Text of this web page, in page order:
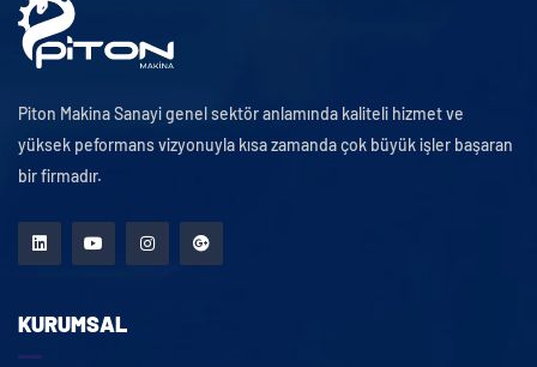
Piton Makina Sanayi genel sektör anlamında kaliteli hizmet ve
yüksek peformans vizyonuyla kısa zamanda çok büyük işler başaran
bir firmadır.
KURUMSAL